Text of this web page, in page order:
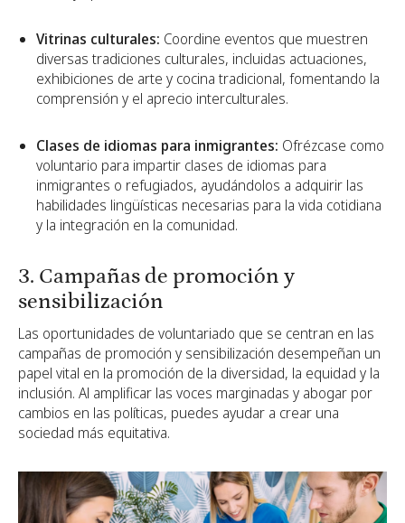
Vitrinas culturales: Coordine eventos que muestren
diversas tradiciones culturales, incluidas actuaciones,
exhibiciones de arte y cocina tradicional, fomentando la
comprensión y el aprecio interculturales.
Clases de idiomas para inmigrantes: Ofrézcase como
voluntario para impartir clases de idiomas para
inmigrantes o refugiados, ayudándolos a adquirir las
habilidades lingüísticas necesarias para la vida cotidiana
y la integración en la comunidad.
3. Campañas de promoción y
sensibilización
Las oportunidades de voluntariado que se centran en las
campañas de promoción y sensibilización desempeñan un
papel vital en la promoción de la diversidad, la equidad y la
inclusión. Al amplificar las voces marginadas y abogar por
cambios en las políticas, puedes ayudar a crear una
sociedad más equitativa.